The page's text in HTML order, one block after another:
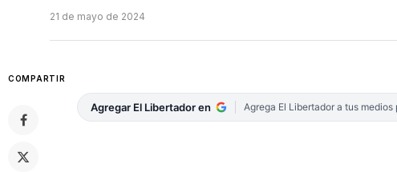
21 de mayo de 2024
COMPARTIR
Agregar El Libertador en Agrega El Libertador a tus